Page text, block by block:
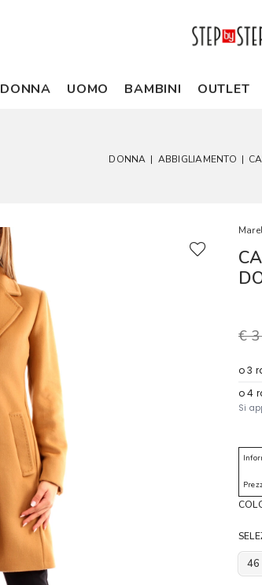
DONNA UOMO BAMBINI OUTLET
DONNA | ABBIGLIAMENTO |
€
46